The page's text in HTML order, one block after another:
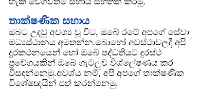
තාක්ෂණික සහාය
ඔබට උදවු අවශ්‍ය වූ විට, ඔබේ රටේ අපගේ සේවා
මධ්‍යස්ථානය අමතන්න.බොහෝ අවස්ථාවලදී අපි
දුරකථනයෙන් හෝ ඔබේ පද්ධතියට දුරස්ථ
ප්‍රවේශයකින් ඔබේ ගැටලුව විශ්ලේෂණය කර
විසඳන්නෙමු.අවශ්ය නම්, අපි අපගේ තාක්ෂණික
විශේෂඥයින් පත් කරන්නෙමු.